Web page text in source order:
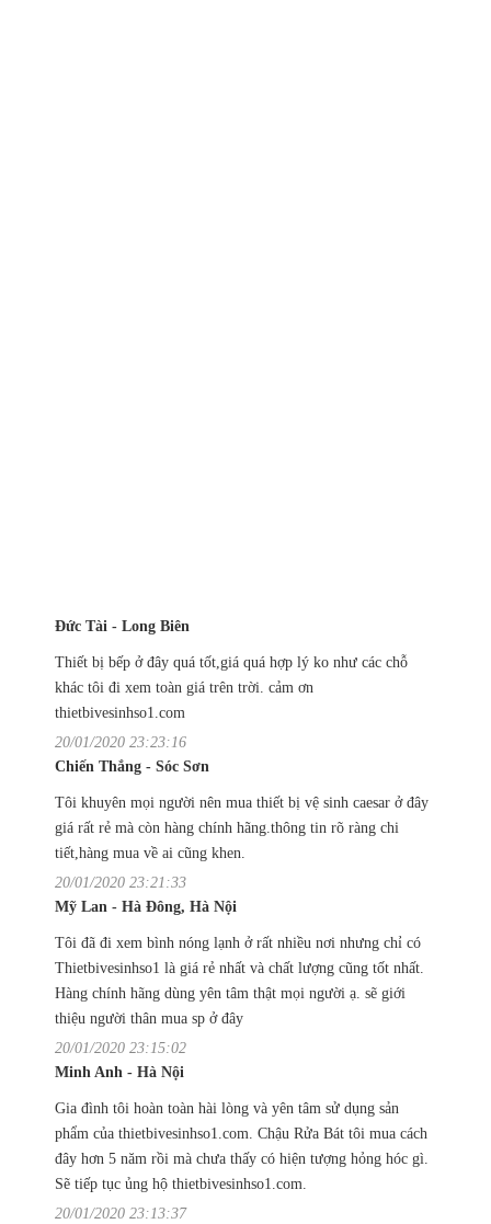
Đức Tài - Long Biên
Thiết bị bếp ở đây quá tốt,giá quá hợp lý ko như các chỗ
khác tôi đi xem toàn giá trên trời. cảm ơn
thietbivesinhso1.com
20/01/2020 23:23:16
Chiến Thắng - Sóc Sơn
Tôi khuyên mọi người nên mua thiết bị vệ sinh caesar ở đây
giá rất rẻ mà còn hàng chính hãng.thông tin rõ ràng chi
tiết,hàng mua về ai cũng khen.
20/01/2020 23:21:33
Mỹ Lan - Hà Đông, Hà Nội
Tôi đã đi xem bình nóng lạnh ở rất nhiều nơi nhưng chỉ có
Thietbivesinhso1 là giá rẻ nhất và chất lượng cũng tốt nhất.
Hàng chính hãng dùng yên tâm thật mọi người ạ. sẽ giới
thiệu người thân mua sp ở đây
20/01/2020 23:15:02
Minh Anh - Hà Nội
Gia đình tôi hoàn toàn hài lòng và yên tâm sử dụng sản
phẩm của thietbivesinhso1.com. Chậu Rửa Bát tôi mua cách
đây hơn 5 năm rồi mà chưa thấy có hiện tượng hỏng hóc gì.
Sẽ tiếp tục ủng hộ thietbivesinhso1.com.
20/01/2020 23:13:37